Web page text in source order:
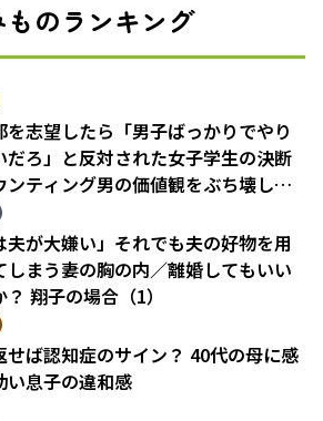
のランキング
を志望したら「男子ばっかりでやり
だろ」と反対された女子学生の決断
ンティング男の価値観をぶち壊した
）
夫が大嫌い」それでも夫の好物を用
しまう妻の胸の内／離婚してもいい
翔子の場合（1）
せば認知症のサイン？ 40代の母に感
い息子の違和感